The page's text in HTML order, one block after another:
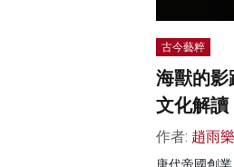
古今藝粹
海獸的影
文化解讀
作者: 趙雨樂